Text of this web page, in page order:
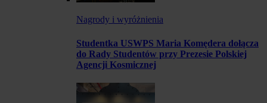
Nagrody i wyróżnienia
Studentka USWPS Maria Komędera dołącza
do Rady Studentów przy Prezesie Polskiej
Agencji Kosmicznej